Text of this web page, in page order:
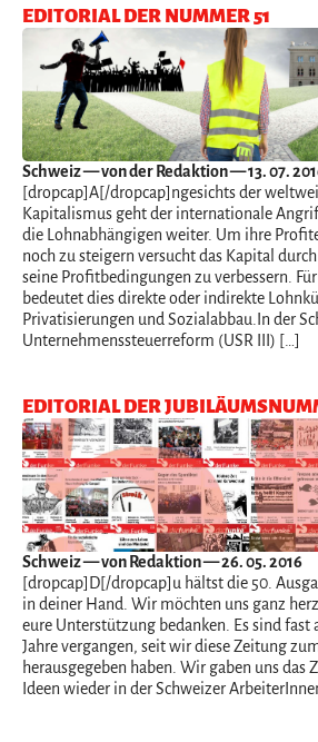
EDITORIAL DER NUMMER 51
Schweiz— von der Redaktion — 13. 07.
[dropcap]A[/dropcap]ngesichts der
Kapitalismus geht der internationale
die Lohnabhängigen weiter. Um ihre
noch zu steigern versucht das Kapital
seine Profitbedingungen zu verbessern.
bedeutet dies direkte oder indirekte
Privatisierungen und Sozialabbau.In der
Unternehmenssteuerreform (USR III) […]
EDITORIAL DER
Schweiz— von Redaktion — 26. 05. 2016
[dropcap]D[/dropcap]u hältst die 50.
in deiner Hand. Wir möchten uns ganz
eure Unterstützung bedanken. Es sind fast
Jahre vergangen, seit wir diese Zeitung
herausgegeben haben. Wir gaben uns das
Ideen wieder in der Schweizer